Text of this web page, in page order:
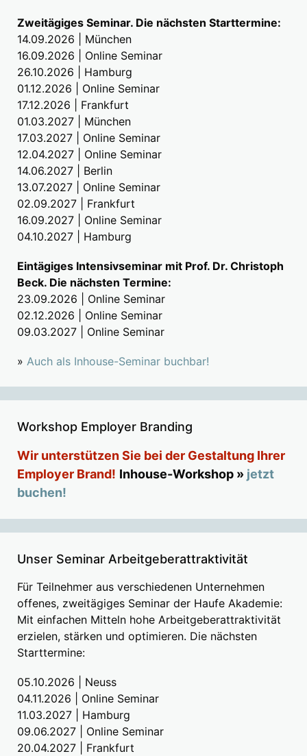
Zweitägiges Seminar. Die nächsten Starttermine:
14.09.2026 | München
16.09.2026 | Online Seminar
26.10.2026 | Hamburg
01.12.2026 | Online Seminar
17.12.2026 | Frankfurt
01.03.2027 | München
17.03.2027 | Online Seminar
12.04.2027 | Online Seminar
14.06.2027 | Berlin
13.07.2027 | Online Seminar
02.09.2027 | Frankfurt
16.09.2027 | Online Seminar
04.10.2027 | Hamburg
Eintägiges Intensivseminar mit Prof. Dr. Christoph
Beck. Die nächsten Termine:
23.09.2026 | Online Seminar
02.12.2026 | Online Seminar
09.03.2027 | Online Seminar
» Auch als Inhouse-Seminar buchbar!
Workshop Employer Branding
Wir unterstützen Sie bei der Gestaltung Ihrer
Employer Brand! Inhouse-Workshop » jetzt
buchen!
Unser Seminar Arbeitgeberattraktivität
Für Teilnehmer aus verschiedenen Unternehmen
offenes, zweitägiges Seminar der Haufe Akademie:
Mit einfachen Mitteln hohe Arbeitgeberattraktivität
erzielen, stärken und optimieren. Die nächsten
Starttermine:
05.10.2026 | Neuss
04.11.2026 | Online Seminar
11.03.2027 | Hamburg
09.06.2027 | Online Seminar
20.04.2027 | Frankfurt